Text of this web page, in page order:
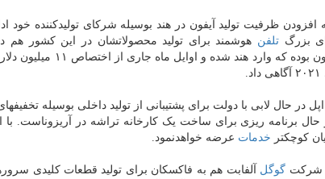
ظرفیت تولید آیفون در هند بوسیله شرکای تولیدکننده خود
بزرگ تلفن هوشمند برای تولید محصولاتشان در این کشور هم
تولیدکننده آیفون
حال برنامه ریزی برای ساخت یک کارخانه تراشه در آریزوناست.
کوچکتر خدمات عرضه خواهدنمود.
شرکت گوگل آلفابت هم به فاکسکان برای تولید قطعات کلیدی